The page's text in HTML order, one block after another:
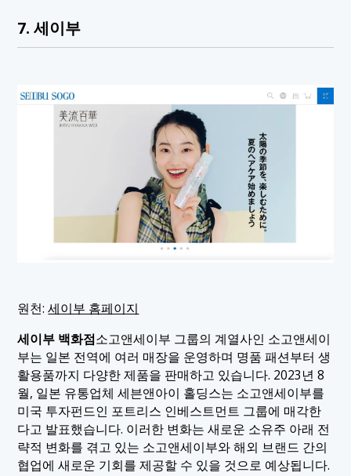
7. 세이부
원천:세이부 홈페이지
세이부 백화점소고앤세이부 그룹의 계열사인 소고앤세이
부는 일본 전역에 여러 매장을 운영하며 명품 패션부터 생
활용품까지 다양한 제품을 판매하고 있습니다. 2023년 8
월, 일본 유통업체 세븐앤아이 홀딩스는 소고앤세이부를
미국 투자펀드인 포트리스 인베스트먼트 그룹에 매각한
다고 발표했습니다. 이러한 변화는 새로운 소유주 아래 전
략적 변화를 겪고 있는 소고앤세이부와 해외 브랜드 간의
협업에 새로운 기회를 제공할 수 있을 것으로 예상됩니다.